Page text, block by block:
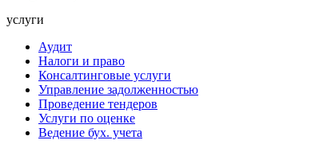
услуги
Аудит
Налоги и право
Консалтинговые услуги
Управление задолженностью
Проведение тендеров
Услуги по оценке
Ведение бух. учета